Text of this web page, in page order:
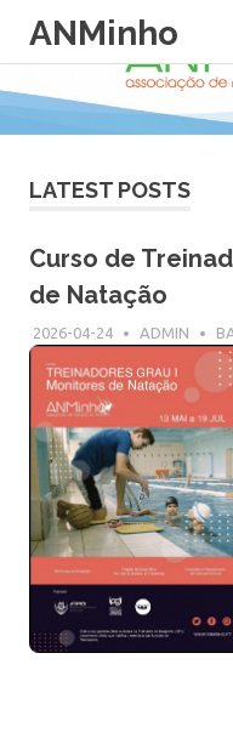
content
ANMinho
LATEST POSTS
Curso de
de Natação
2026-04-24 ADMIN